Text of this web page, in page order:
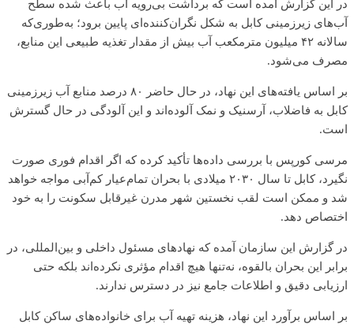
در این گزارش آمده است که برداشت‌ بی‌رویه آب باعث شده سطح
آب‌های زیرزمینی کابل به شکل نگران‌کننده‌ای پایین برود؛ به‌طوری‌که
سالانه ۴۲ میلیون مترمکعب آب بیش از مقدار تغذیه طبیعی این منابع،
مصرف می‌شود.
بر اساس یافته‌های این نهاد، در حال حاضر ۸۰ درصد منابع آب زیرزمینی
کابل به فاضلاب، آرسنیک و نمک آلوده‌اند و این آلودگی‌ در حال گسترش
است.
مرسی کورپس با بررسی داده‌ها تأکید کرده که اگر اقدام فوری صورت
نگیرد، کابل تا سال ۲۰۳۰ میلادی با بحران تمام‌عیار کم‌آبی مواجه خواهد
شد و ممکن است لقب نخستین شهر مدرن غیرقابل سکونت را به خود
اختصاص دهد.
در گزارش این سازمان آمده که نهادهای مسئول داخلی و بین‌المللی، در
برابر این بحران بالقوه، نه‌تنها هیچ اقدام مؤثری نکرده‌اند بلکه حتی
ارزیابی دقیق و اطلاعات جامع نیز در دسترس ندارند.
بر اساس برآورد این نهاد، هزینه تهیه آب برای خانواده‌های ساکن کابل